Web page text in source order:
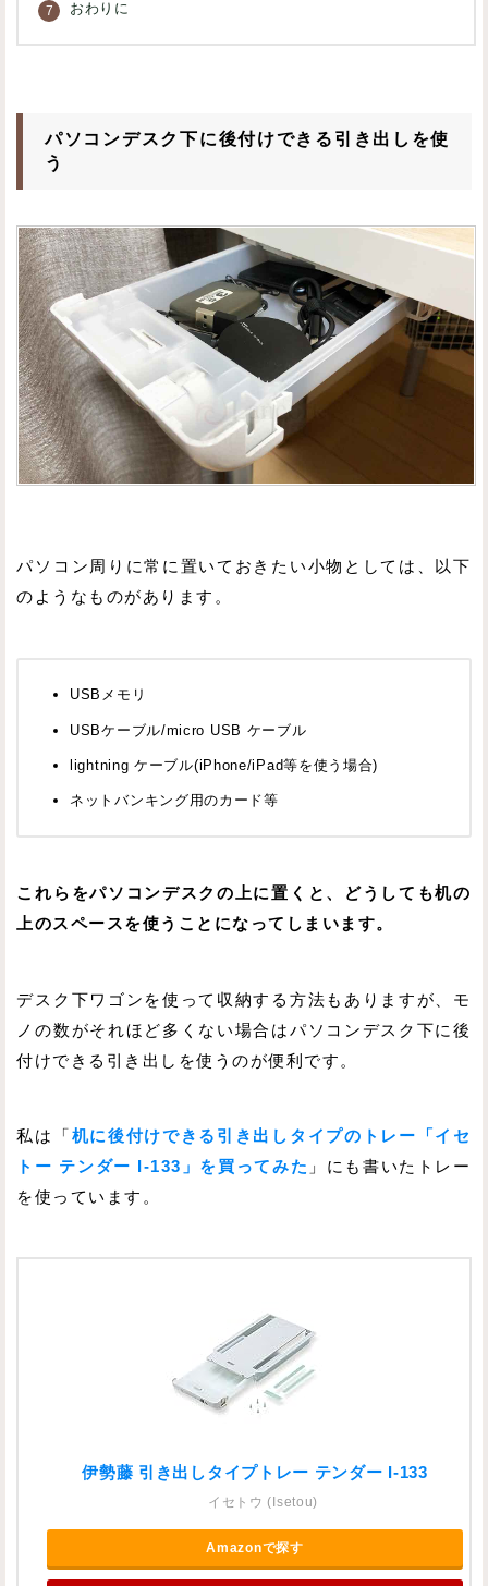
おわりに
パソコンデスク下に後付けできる引き出しを使
う
パソコン周りに常に置いておきたい小物としては、以下
のようなものがあります。
USBメモリ
USBケーブル/micro USB ケーブル
lightning ケーブル(iPhone/iPad等を使う場合)
ネットバンキング用のカード等
これらをパソコンデスクの上に置くと、どうしても机の
上のスペースを使うことになってしまいます。
デスク下ワゴンを使って収納する方法もありますが、モ
ノの数がそれほど多くない場合はパソコンデスク下に後
付けできる引き出しを使うのが便利です。
私は「 机に後付けできる引き出しタイプのトレー「イセ
トー テンダー I-133」を買ってみた 」にも書いたトレー
を使っています。
伊勢藤 引き出しタイプトレー テンダー I-133
イセトウ (Isetou)
Amazonで探す